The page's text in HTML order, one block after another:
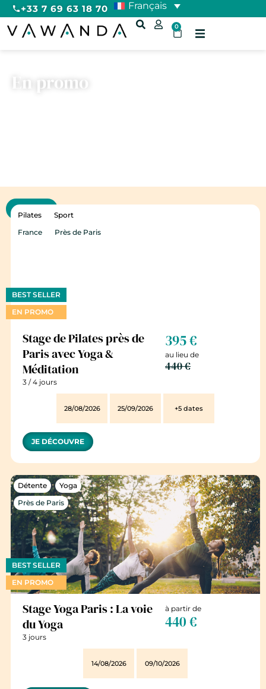
+33 7 69 63 18 70 Français
0
En promo
Filtres
Pilates
Sport
France
Près de Paris
BEST SELLER
EN PROMO
Stage de Pilates près de
Paris avec Yoga &
Méditation
3 / 4 jours
395 €
au lieu de
440 €
28/08/2026 25/09/2026 +5 dates
JE DÉCOUVRE
Détente
Yoga
Près de Paris
BEST SELLER
EN PROMO
Stage Yoga Paris : La voie
du Yoga
3 jours
à partir de
440 €
14/08/2026 09/10/2026